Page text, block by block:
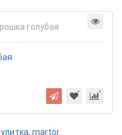
улитка, martor.